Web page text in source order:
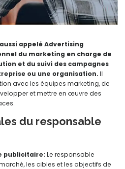
appelé Advertising
du marketing en charge de
et du suivi des campagnes
ou une organisation. Il
avec les équipes marketing, de
et mettre en œuvre des
du responsable
publicitaire: Le responsable
les cibles et les objectifs de